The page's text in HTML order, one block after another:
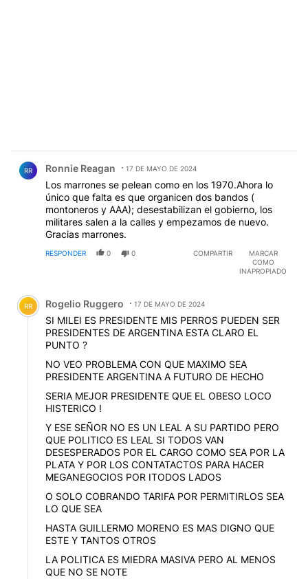
RR Ronnie Reagan 17 DE MAYO DE 2024
Los marrones se pelean como en los 1970.Ahora lo
único que falta es que organicen dos bandos (
montoneros y AAA); desestabilizan el gobierno, los
militares salen a la calles y empezamos de nuevo.
Gracias marrones.
RESPONDER 0 0 COMPARTIR
MARCAR
COMO
INAPROPIADO
Comentario de Rogelio Ruggero.
RR Rogelio Ruggero 17 DE MAYO DE 2024
SI MILEI ES PRESIDENTE MIS PERROS PUEDEN SER
PRESIDENTES DE ARGENTINA ESTA CLARO EL
PUNTO ?
NO VEO PROBLEMA CON QUE MAXIMO SEA
PRESIDENTE ARGENTINA A FUTURO DE HECHO
SERIA MEJOR PRESIDENTE QUE EL OBESO LOCO
HISTERICO !
Y ESE SEÑOR NO ES UN LEAL A SU PARTIDO PERO
QUE POLITICO ES LEAL SI TODOS VAN
DESESPERADOS POR EL CARGO COMO SEA POR LA
PLATA Y POR LOS CONTATACTOS PARA HACER
MEGANEGOCIOS POR ITODOS LADOS
O SOLO COBRANDO TARIFA POR PERMITIRLOS SEA
LO QUE SEA
HASTA GUILLERMO MORENO ES MAS DIGNO QUE
ESTE Y TANTOS OTROS
LA POLITICA ES MIEDRA MASIVA PERO AL MENOS
QUE NO SE NOTE